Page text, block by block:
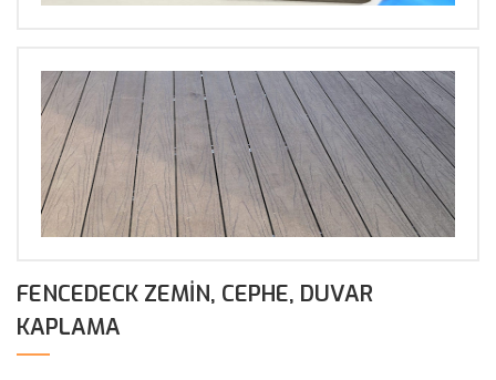
FENCEDECK ZEMIN, CEPHE, DUVAR
KAPLAMA